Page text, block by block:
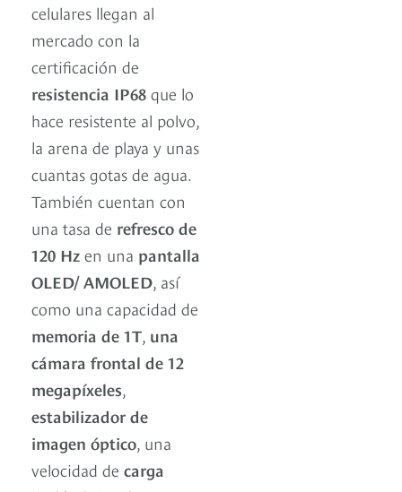
celulares llegan al
mercado con la
certificación de
resistencia IP68 que lo
hace resistente al polvo,
la arena de playa y unas
cuantas gotas de agua.
También cuentan con
una tasa de refresco de
120 Hz en una pantalla
OLED/ AMOLED, así
como una capacidad de
memoria de 1T, una
cámara frontal de 12
megapíxeles,
estabilizador de
imagen óptico, una
velocidad de carga